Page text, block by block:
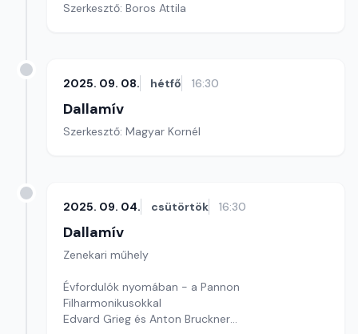
Szerkesztő: Boros Attila
2025. 09. 08. hétfő 16:30
Dallamív
Szerkesztő: Magyar Kornél
2025. 09. 04. csütörtök 16:30
Dallamív
Zenekari műhely
Évfordulók nyomában - a Pannon
Filharmonikusokkal
Edvard Grieg és Anton Bruckner